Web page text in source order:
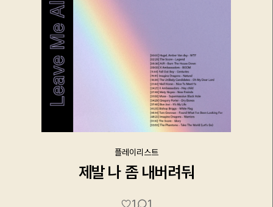
플레이리스트
제발 나 좀 내버려둬
1
1